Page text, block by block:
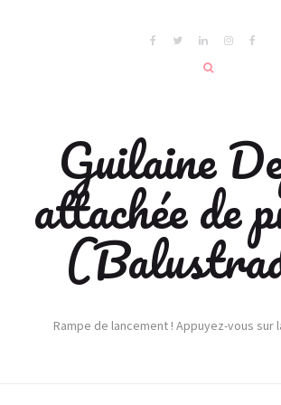
Guilaine
attachée de
Rampe de lancement ! Appuyez-vous sur